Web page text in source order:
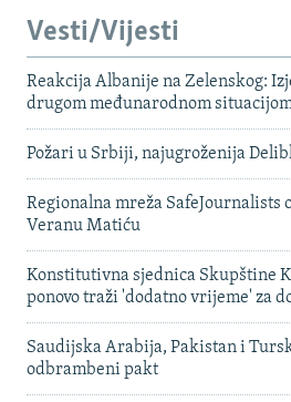
Vesti/Vijesti
Reakcija Albanije na Zelenskog:
drugom međunarodnom
Požari u Srbiji, najugroženija
Regionalna mreža
Veranu Matiću
Konstitutivna sjednica Skupštine
ponovo traži 'dodatno vrijeme' za
Saudijska Arabija, Pakistan i
odbrambeni pakt